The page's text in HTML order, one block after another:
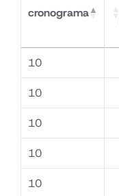
cronograma
10
10
10
10
10